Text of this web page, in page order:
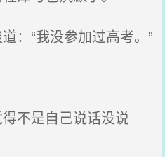
：“我没参加过高考。”
不是自己说话没说